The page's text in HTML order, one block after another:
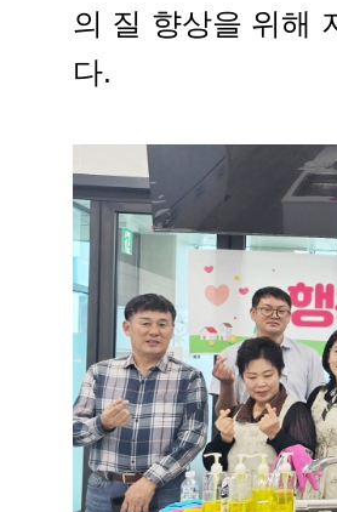
의 질 향상을 위해
다.